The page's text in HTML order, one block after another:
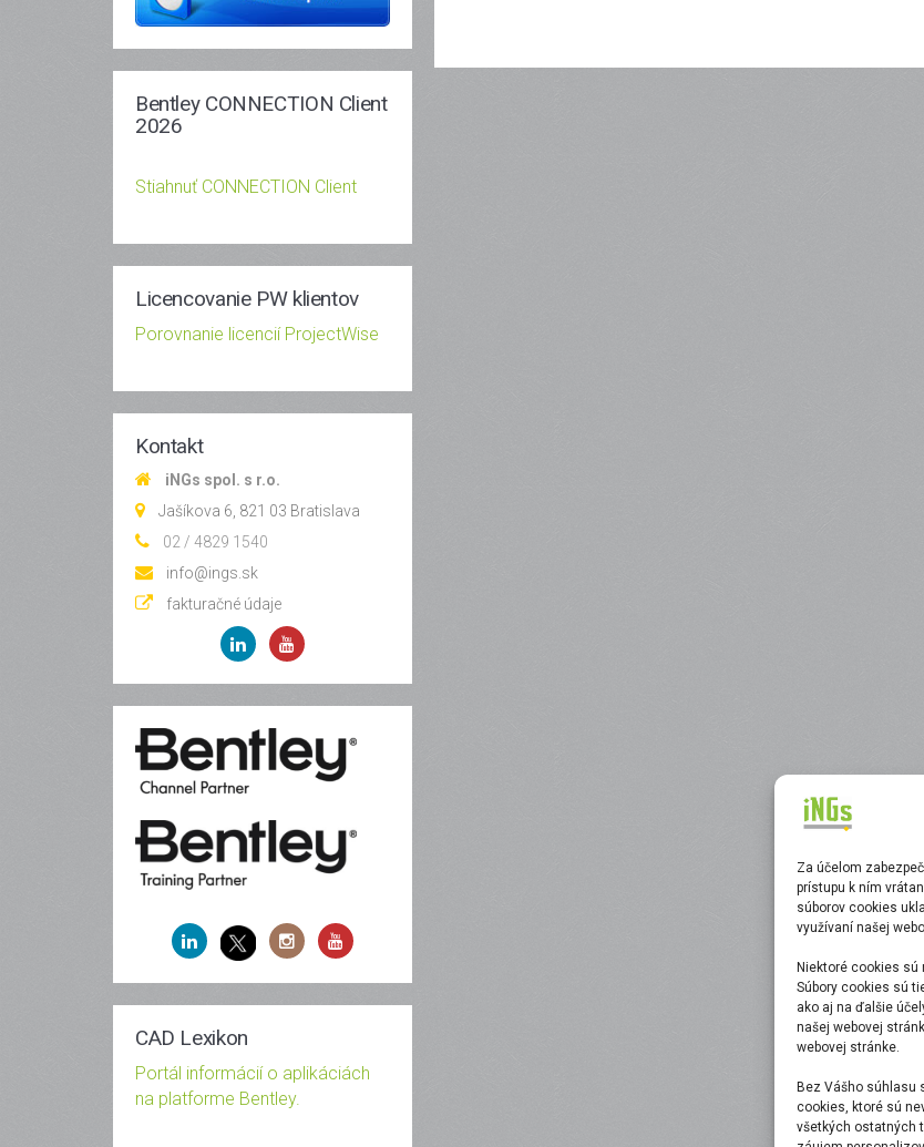
Za účelom
prístupu k ním
súborov cookies
využívaní našej
Niektoré cookies sú
Súbory cookies sú
ako aj na ďalšie
našej webovej
webovej stránke.
Bez Vášho súhlasu
cookies, ktoré sú
všetkých ostatných
Bentley CONNECTION Client
2026
Stiahnuť CONNECTION Client
Licencovanie PW klientov
Porovnanie licencií ProjectWise
Kontakt
iNGs spol. s r.o.
Jašíkova 6, 821 03 Bratislava
02 / 4829 1540
info@ings.sk
fakturačné údaje
CAD Lexikon
Portál informácií o aplikáciách
na platforme Bentley.